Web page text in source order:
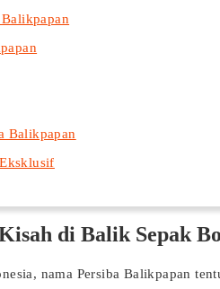
Balikpapan
di Balik Sepak
nama Persiba Balikpapan